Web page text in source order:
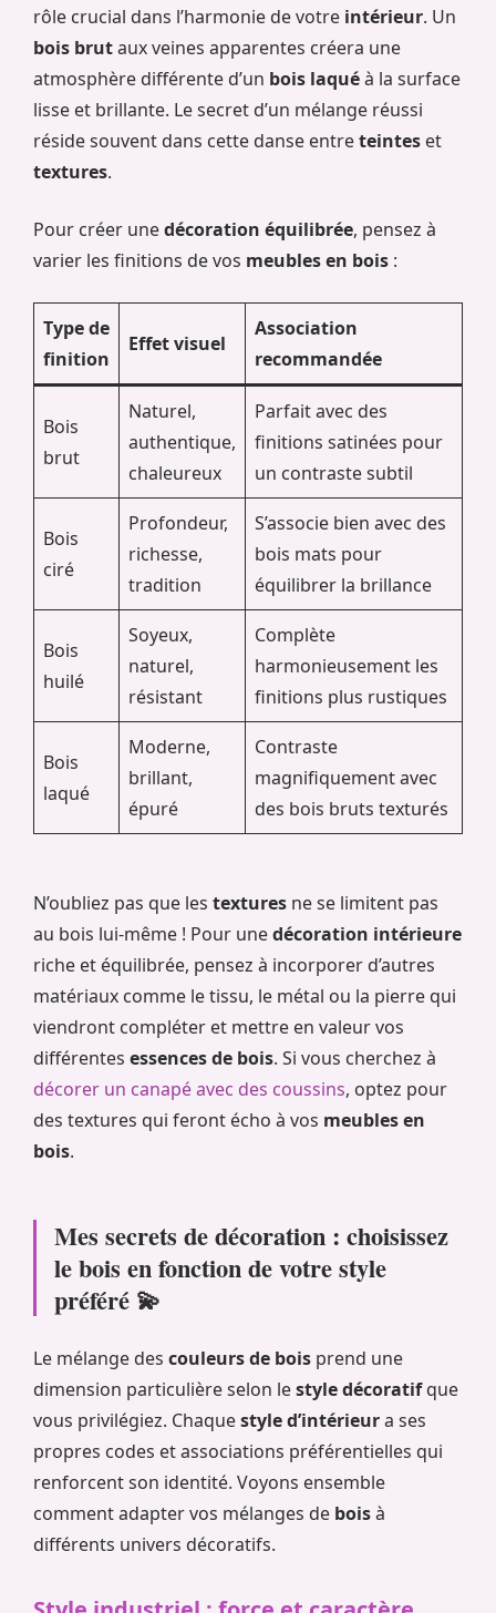
rôle crucial dans l’harmonie de votre intérieur. Un
bois brutaux veines apparentes créera une
atmosphère différente d’un bois laquéà la surface
lisse et brillante. Le secret d’un mélange réussi
réside souvent dans cette danse entreteintes et
textures.
Pour créer unedécoration équilibrée, pensez à
varier les finitions de vos meubles en bois :
Type de
finition
Effet visuel
Association
recommandée
Bois
brut
Naturel,
authentique,
chaleureux
Parfait avec des
finitions satinées pour
un contraste subtil
Bois
ciré
Profondeur,
richesse,
tradition
S’associe bien avec des
bois mats pour
équilibrer la brillance
Bois
huilé
Soyeux,
naturel,
résistant
Complète
harmonieusement les
finitions plus rustiques
Bois
laqué
Moderne,
brillant,
épuré
Contraste
magnifiquement avec
des bois bruts texturés
N’oubliez pas que les textures ne se limitent pas
au bois lui-même ! Pour unedécoration intérieure
riche et équilibrée, pensez à incorporer d’autres
matériaux comme le tissu, le métal ou la pierre qui
viendront compléter et mettre en valeur vos
différentes essences de bois. Si vous cherchez à
décorer un canapé avec des coussins, optez pour
des textures qui feront écho à vos meubles en
bois.
Mes secrets de décoration : choisissez
le bois en fonction de votre style
préféré 💫
Le mélange des couleurs de bois prend une
dimension particulière selon lestyle décoratifque
vous privilégiez. Chaquestyle d’intérieura ses
propres codes et associations préférentielles qui
renforcent son identité. Voyons ensemble
comment adapter vos mélanges de boisà
différents univers décoratifs.